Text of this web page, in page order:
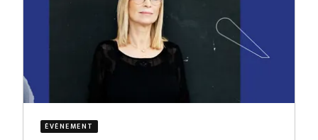
ÉVÈNEMENT